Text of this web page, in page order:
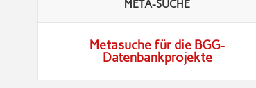
META-SUCHE
Metasuche für die BGG-
Datenbankprojekte